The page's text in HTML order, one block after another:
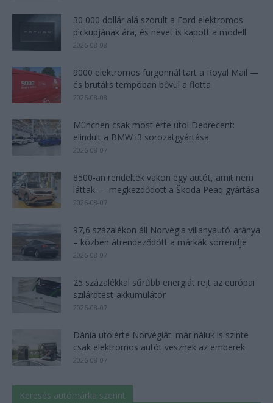
30 000 dollár alá szorult a Ford elektromos
pickupjának ára, és nevet is kapott a modell
2026-08-08
9000 elektromos furgonnál tart a Royal Mail —
és brutális tempóban bővül a flotta
2026-08-08
München csak most érte utol Debrecent:
elindult a BMW i3 sorozatgyártása
2026-08-07
8500-an rendeltek vakon egy autót, amit nem
láttak — megkezdődött a Škoda Peaq gyártása
2026-08-07
97,6 százalékon áll Norvégia villanyautó-aránya
– közben átrendeződött a márkák sorrendje
2026-08-07
25 százalékkal sűrűbb energiát rejt az európai
szilárdtest-akkumulátor
2026-08-07
Dánia utolérte Norvégiát: már náluk is szinte
csak elektromos autót vesznek az emberek
2026-08-07
Keresés autómárka szerint